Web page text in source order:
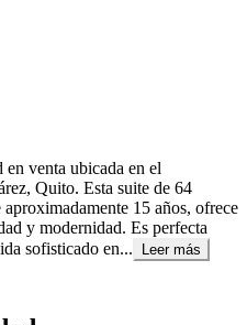
venta ubicada en el
Quito. Esta suite de 64
15 años, ofrece
y modernidad. Es perfecta
sofisticado en...
Leer más